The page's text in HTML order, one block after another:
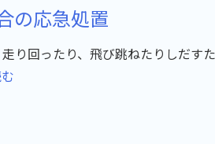
の応急処置
り回ったり、飛び跳ねたりしだす